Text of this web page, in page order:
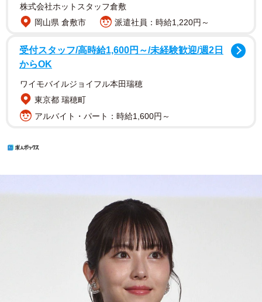
株式会社ホットスタッフ倉敷
岡山県 倉敷市
派遣社員：時給1,220円～
受付スタッフ/高時給1,600円～/未経験歓迎/週2日
からOK
ワイモバイルジョイフル本田瑞穂
東京都 瑞穂町
アルバイト・パート：時給1,600円～